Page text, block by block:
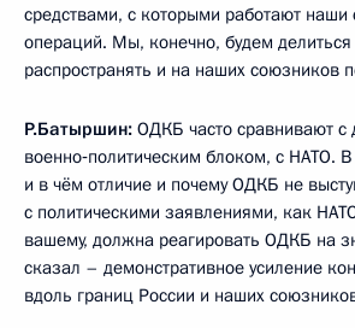
средствами, с которыми работают
операций. Мы, конечно, будем делиться
распространять и на наших союзников
Р.Батыршин: ОДКБ часто сравнивают с
военно‑политическим блоком, с НАТО. В
и в чём отличие и почему ОДКБ не
с политическими заявлениями, как
вашему, должна реагировать ОДКБ на
сказал – демонстративное усиление
вдоль границ России и наших